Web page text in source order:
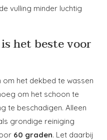
vulling minder luchtig
het beste voor
het dekbed te wassen
om het schoon te
te beschadigen. Alleen
grondige reiniging
60 graden. Let daarbij